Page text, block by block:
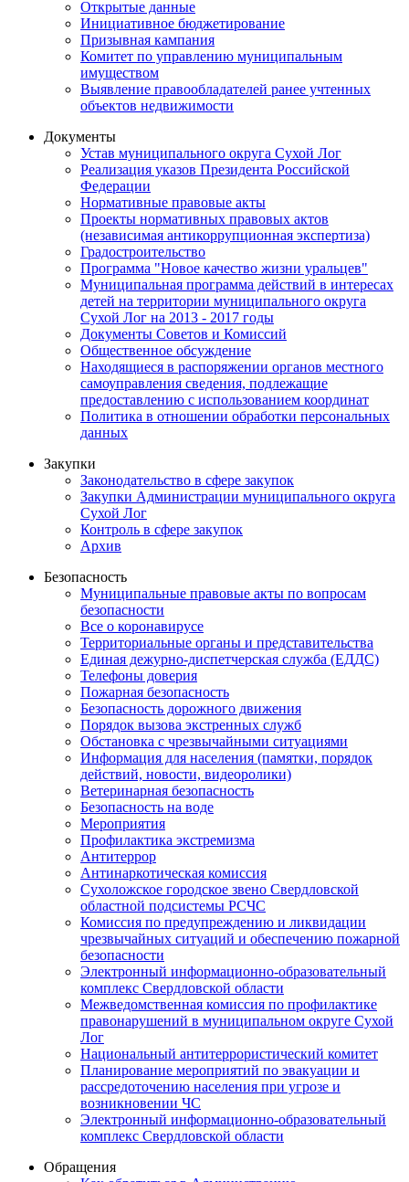
Открытые данные
Инициативное бюджетирование
Призывная кампания
Комитет по управлению муниципальным
имуществом
Выявление правообладателей ранее учтенных
объектов недвижимости
Документы
Устав муниципального округа Сухой Лог
Реализация указов Президента Российской
Федерации
Нормативные правовые акты
Проекты нормативных правовых актов
(независимая антикоррупционная экспертиза)
Градостроительство
Программа "Новое качество жизни уральцев"
Муниципальная программа действий в интересах
детей на территории муниципального округа
Сухой Лог на 2013 - 2017 годы
Документы Советов и Комиссий
Общественное обсуждение
Находящиеся в распоряжении органов местного
самоуправления сведения, подлежащие
предоставлению с использованием координат
Политика в отношении обработки персональных
данных
Закупки
Законодательство в сфере закупок
Закупки Администрации муниципального округа
Сухой Лог
Контроль в сфере закупок
Архив
Безопасность
Муниципальные правовые акты по вопросам
безопасности
Все о коронавирусе
Территориальные органы и представительства
Единая дежурно-диспетчерская служба (ЕДДС)
Телефоны доверия
Пожарная безопасность
Безопасность дорожного движения
Порядок вызова экстренных служб
Обстановка с чрезвычайными ситуациями
Информация для населения (памятки, порядок
действий, новости, видеоролики)
Ветеринарная безопасность
Безопасность на воде
Мероприятия
Профилактика экстремизма
Антитеррор
Антинаркотическая комиссия
Сухоложское городское звено Свердловской
областной подсистемы РСЧС
Комиссия по предупреждению и ликвидации
чрезвычайных ситуаций и обеспечению пожарной
безопасности
Электронный информационно-образовательный
комплекс Cвердловской области
Межведомственная комиссия по профилактике
правонарушений в муниципальном округе Сухой
Лог
Национальный антитеррористический комитет
Планирование мероприятий по эвакуации и
рассредоточению населения при угрозе и
возникновении ЧС
Электронный информационно-образовательный
комплекс Свердловской области
Обращения